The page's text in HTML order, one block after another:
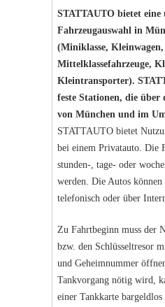
STATTAUTO bietet eine
Fahrzeugauswahl in
(Miniklasse, Kleinwagen,
Mittelklassefahrzeuge,
Kleintransporter).
feste Stationen, die über
von München und im
STATTAUTO bietet
bei einem Privatauto. Die
stunden-, tage- oder
werden. Die Autos
telefonisch oder über
Zu Fahrtbeginn muss der
bzw. den Schlüsseltresor
und Geheimnummer
Tankvorgang nötig wird,
einer Tankkarte